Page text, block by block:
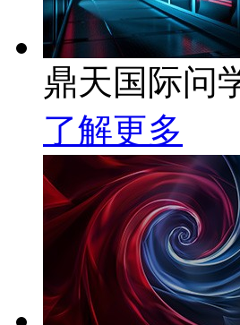
鼎天国际问
了解更多